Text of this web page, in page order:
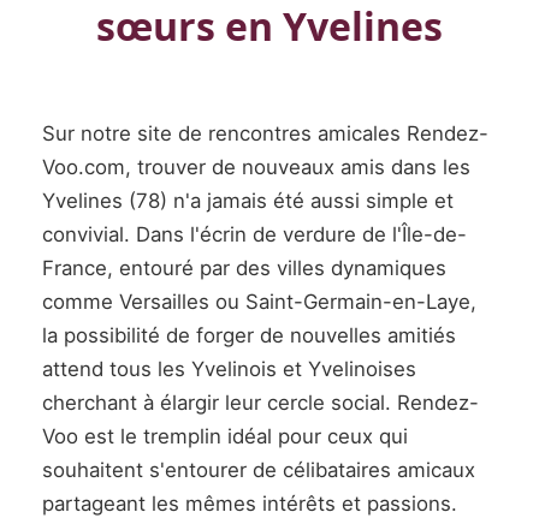
sœurs en Yvelines
Sur notre site de rencontres amicales Rendez-
Voo.com, trouver de nouveaux amis dans les
Yvelines (78) n'a jamais été aussi simple et
convivial. Dans l'écrin de verdure de l'Île-de-
France, entouré par des villes dynamiques
comme Versailles ou Saint-Germain-en-Laye,
la possibilité de forger de nouvelles amitiés
attend tous les Yvelinois et Yvelinoises
cherchant à élargir leur cercle social. Rendez-
Voo est le tremplin idéal pour ceux qui
souhaitent s'entourer de célibataires amicaux
partageant les mêmes intérêts et passions.